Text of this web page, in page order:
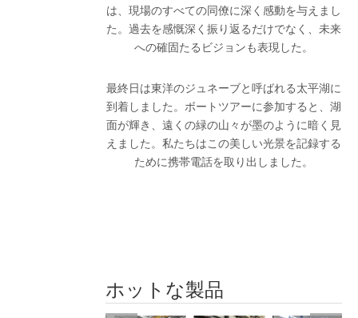
は、現場のすべての同僚に深く感動を与えまし
た。過去を感慨深く振り返るだけでなく、未来
への確固たるビジョンも表現した。
最終日は東洋のジュネーブと呼ばれる太平湖に
到着しました。ボートツアーに参加すると、湖
面が輝き、遠くの緑の山々が墨のように暗く見
えました。私たちはこの美しい光景を記録する
ために携帯電話を取り出しました。
ホットな製品